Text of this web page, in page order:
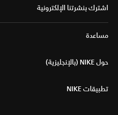
اشترك بنشرتنا الإلكترونية
مساعدة
حول NIKE (بالإنجليزية)
تطبيقات NIKE